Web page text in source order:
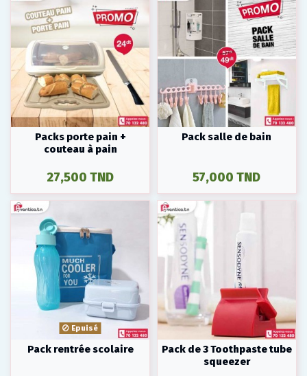
Packs porte pain +
couteau à pain
27,500 TND
Pack salle de bain
57,000 TND
Epuisé
Pack rentrée scolaire
Pack de 3 Toothpaste tube
squeezer